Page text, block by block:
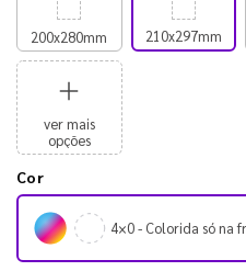
200x280mm 210x297mm
ver mais
opções
Cor
4×0 - Colorida só na